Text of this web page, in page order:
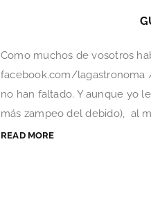
Como muchos de vosotros
facebook.com/lagastronoma
no han faltado. Y aunque yo
más zampeo del debido), al
READ MORE